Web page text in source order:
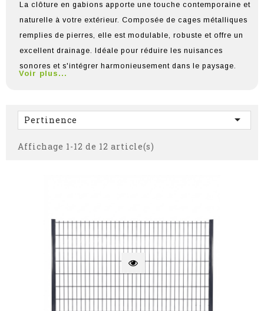
La clôture en gabions apporte une touche contemporaine et
naturelle à votre extérieur. Composée de cages métalliques
remplies de pierres, elle est modulable, robuste et offre un
excellent drainage. Idéale pour réduire les nuisances
sonores et s'intégrer harmonieusement dans le paysage.
Voir plus...
Pertinence 
Affichage 1-12 de 12 article(s)